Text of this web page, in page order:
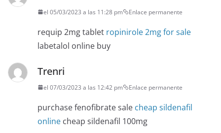
el 05/03/2023 a las 11:28 pm Enlace permanente
requip 2mg tablet ropinirole 2mg for sale
labetalol online buy
Trenri
el 07/03/2023 a las 12:42 pm Enlace permanente
purchase fenofibrate sale cheap sildenafil
online cheap sildenafil 100mg